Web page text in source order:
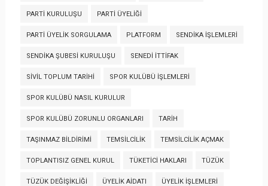
PARTI KURULUŞU PARTI ÜYELIĞI
PARTI ÜYELIK SORGULAMA PLATFORM SENDIKA İŞLEMLERI
SENDIKA ŞUBESI KURULUŞU SENEDI İTTIFAK
SIVIL TOPLUM TARIHI SPOR KULÜBÜ İŞLEMLERI
SPOR KULÜBÜ NASIL KURULUR
SPOR KULÜBÜ ZORUNLU ORGANLARI TARIH
TAŞINMAZ BILDIRIMI TEMSILCILIK TEMSILCILIK AÇMAK
TOPLANTISIZ GENEL KURUL TÜKETICI HAKLARI TÜZÜK
TÜZÜK DEĞIŞIKLIĞI ÜYELIK AIDATI ÜYELIK İŞLEMLERI